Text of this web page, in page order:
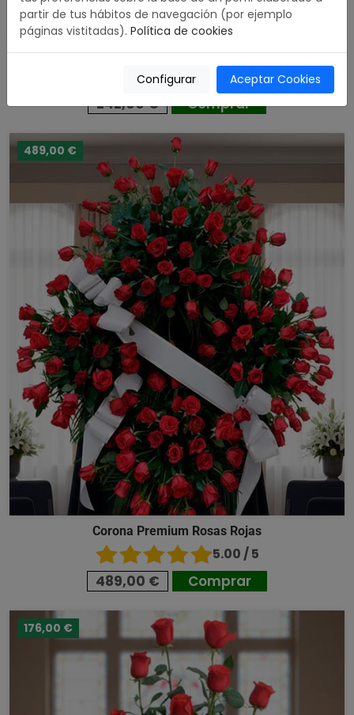
Corona Funeraria cabezal de tonos claros
4.93 / 5
242,00 € Comprar
489,00 €
Corona Premium Rosas Rojas
5.00 / 5
489,00 € Comprar
176,00 €
partir de tus hábitos de navegación (por ejemplo
páginas vistitadas). Política de cookies
Configurar Aceptar Cookies